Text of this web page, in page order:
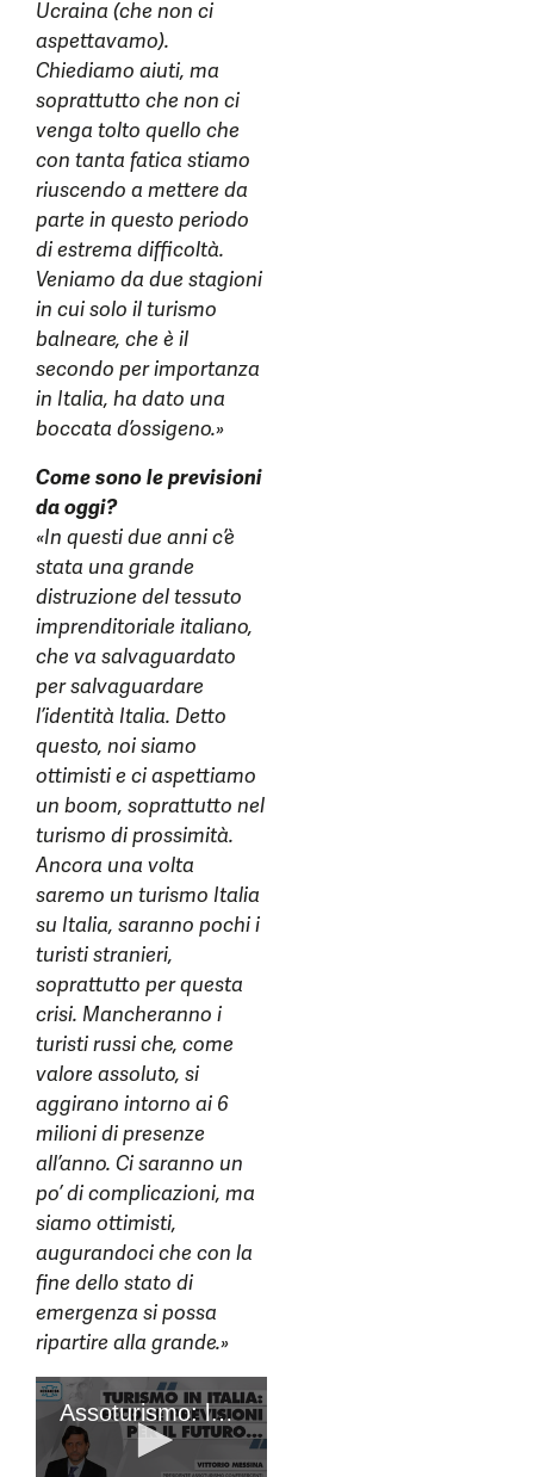
Ucraina (che non ci
aspettavamo).
Chiediamo aiuti, ma
soprattutto che non ci
venga tolto quello che
con tanta fatica stiamo
riuscendo a mettere da
parte in questo periodo
di estrema difficoltà.
Veniamo da due stagioni
in cui solo il turismo
balneare, che è il
secondo per importanza
in Italia, ha dato una
boccata d’ossigeno.»
Come sono le previsioni
da oggi?
«In questi due anni c’è
stata una grande
distruzione del tessuto
imprenditoriale italiano,
che va salvaguardato
per salvaguardare
l’identità Italia. Detto
questo, noi siamo
ottimisti e ci aspettiamo
un boom, soprattutto nel
turismo di prossimità.
Ancora una volta
saremo un turismo Italia
su Italia, saranno pochi i
turisti stranieri,
soprattutto per questa
crisi. Mancheranno i
turisti russi che, come
valore assoluto, si
aggirano intorno ai 6
milioni di presenze
all’anno. Ci saranno un
po’ di complicazioni, ma
siamo ottimisti,
augurandoci che con la
fine dello stato di
emergenza si possa
ripartire alla grande.»